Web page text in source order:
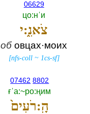
06629
цо:нˈи
צֹאנִ֑:י
обовцах·моих
[nfs-coll~ 1cs-sf]
07462 8802
ғˈа:~ро:ңим
הָֽ:רֹעִים֙